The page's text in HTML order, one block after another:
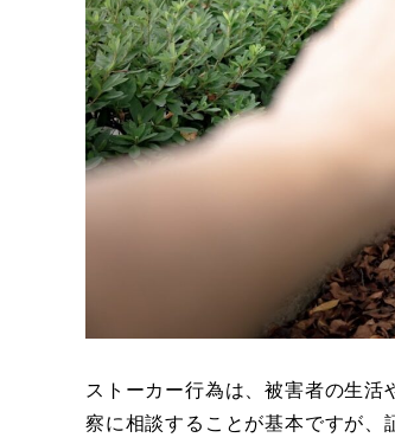
ストーカー行為は、被害者の生
察に相談することが基本ですが、